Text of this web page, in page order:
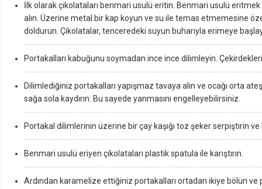
İlk olarak çikolataları benmari usulü eritin. Benmari usulü
alın. Üzerine metal bir kap koyun ve su ile temas etmemesine
doldurun. Çikolatalar, tenceredeki suyun buharıyla erimeye
Portakalları kabuğunu soymadan ince ince dilimleyin.
Dilimlediğiniz portakalları yapışmaz tavaya alın ve ocağı orta
sağa sola kaydırın. Bu sayede yanmasını engelleyebilirsiniz.
Portakal dilimlerinin üzerine bir çay kaşığı toz şeker serpiştirin
Benmari usulü eriyen çikolataları plastik spatula ile karıştırın.
Ardından karamelize ettiğiniz portakalları ortadan ikiye bölün ve